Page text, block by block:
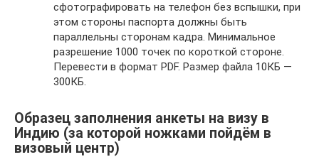
сфотографировать на телефон без вспышки, при
этом стороны паспорта должны быть
параллельны сторонам кадра. Минимальное
разрешение 1000 точек по короткой стороне.
Перевести в формат PDF. Размер файла 10КБ —
300КБ.
Образец заполнения анкеты на визу в
Индию (за которой ножками пойдём в
визовый центр)